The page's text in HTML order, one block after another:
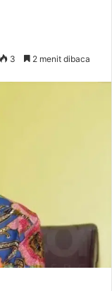
3 2 menit dibaca